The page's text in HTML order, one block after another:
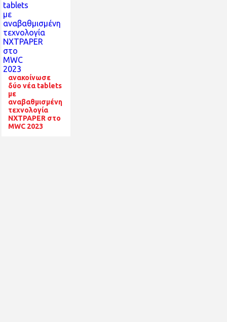
ανακοίνωσε
δύο νέα tablets
με
αναβαθμισμένη
τεχνολογία
NXTPAPER στο
MWC 2023